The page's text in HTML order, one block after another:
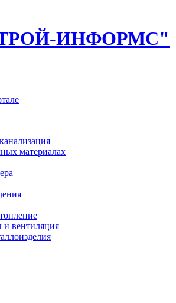
ИНФОРМС"
материалах
вентиляция